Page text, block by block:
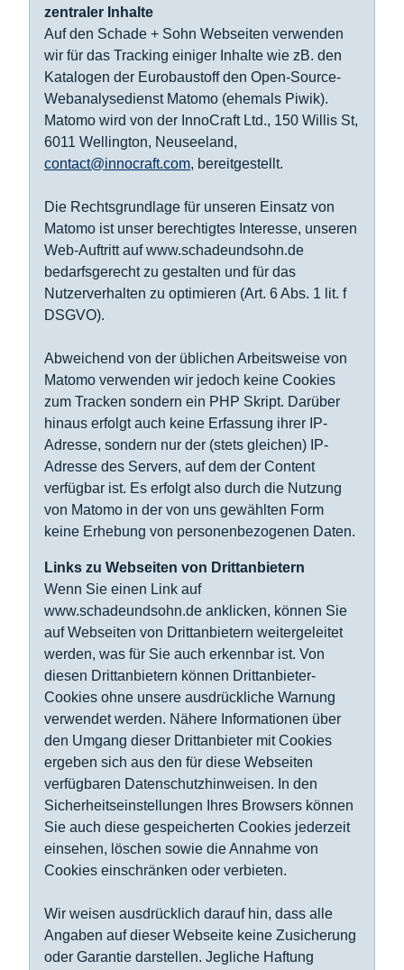
zentraler Inhalte
Auf den Schade + Sohn Webseiten verwenden
wir für das Tracking einiger Inhalte wie zB. den
Katalogen der Eurobaustoff den Open-Source-
Webanalysedienst Matomo (ehemals Piwik).
Matomo wird von der InnoCraft Ltd., 150 Willis St,
6011 Wellington, Neuseeland,
contact@innocraft.com, bereitgestellt.
Die Rechtsgrundlage für unseren Einsatz von
Matomo ist unser berechtigtes Interesse, unseren
Web-Auftritt auf www.schadeundsohn.de
bedarfsgerecht zu gestalten und für das
Nutzerverhalten zu optimieren (Art. 6 Abs. 1 lit. f
DSGVO).
Abweichend von der üblichen Arbeitsweise von
Matomo verwenden wir jedoch keine Cookies
zum Tracken sondern ein PHP Skript. Darüber
hinaus erfolgt auch keine Erfassung ihrer IP-
Adresse, sondern nur der (stets gleichen) IP-
Adresse des Servers, auf dem der Content
verfügbar ist. Es erfolgt also durch die Nutzung
von Matomo in der von uns gewählten Form
keine Erhebung von personenbezogenen Daten.
Links zu Webseiten von Drittanbietern
Wenn Sie einen Link auf
www.schadeundsohn.de anklicken, können Sie
auf Webseiten von Drittanbietern weitergeleitet
werden, was für Sie auch erkennbar ist. Von
diesen Drittanbietern können Drittanbieter-
Cookies ohne unsere ausdrückliche Warnung
verwendet werden. Nähere Informationen über
den Umgang dieser Drittanbieter mit Cookies
ergeben sich aus den für diese Webseiten
verfügbaren Datenschutzhinweisen. In den
Sicherheitseinstellungen Ihres Browsers können
Sie auch diese gespeicherten Cookies jederzeit
einsehen, löschen sowie die Annahme von
Cookies einschränken oder verbieten.
Wir weisen ausdrücklich darauf hin, dass alle
Angaben auf dieser Webseite keine Zusicherung
oder Garantie darstellen. Jegliche Haftung